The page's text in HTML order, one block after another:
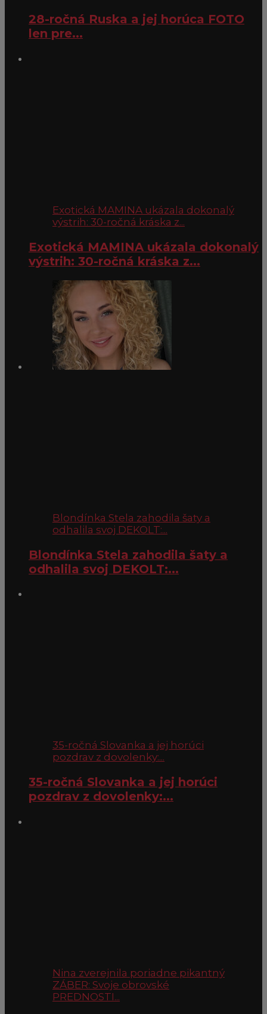
28-ročná Ruska a jej horúca FOTO
len pre...
Exotická MAMINA ukázala dokonalý
výstrih: 30-ročná kráska z...
Exotická MAMINA ukázala dokonalý
výstrih: 30-ročná kráska z...
Blondínka Stela zahodila šaty a
odhalila svoj DEKOLT:...
Blondínka Stela zahodila šaty a
odhalila svoj DEKOLT:...
35-ročná Slovanka a jej horúci
pozdrav z dovolenky:...
35-ročná Slovanka a jej horúci
pozdrav z dovolenky:...
Nina zverejnila poriadne pikantný
ZÁBER: Svoje obrovské
PREDNOSTI...